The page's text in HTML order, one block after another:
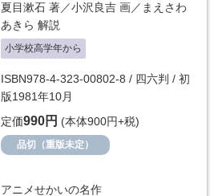
夏目漱石 著／小沢良吉 画／ まえさわ
あきら 解説
小学校高学年から
ISBN978-4-323-00802-8 / 四六判 / 初
版1981年10月
定価990円 (本体900円+税)
品切（重版未定）
アニメせかいの名作